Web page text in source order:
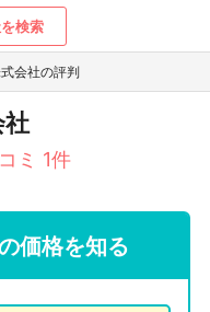
検索
会社の評判
社
ミ 1件
価格を知る